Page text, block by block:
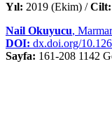
Yıl: 2019 (Ekim) /Cilt:
Nail Okuyucu,
DOI: dx.doi.org/
Sayfa: 161-208 1142